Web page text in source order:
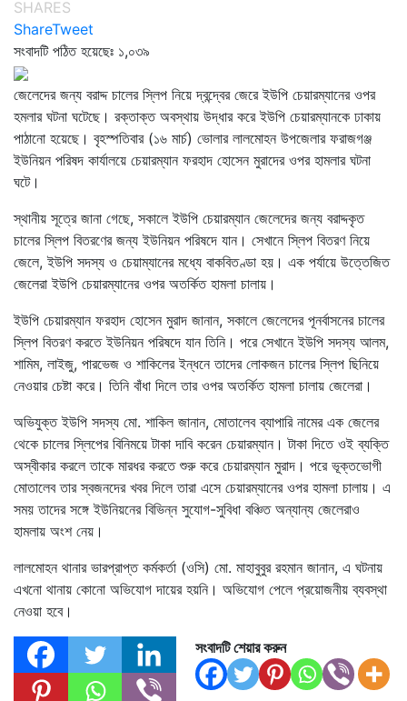
SHARES
ShareTweet
সংবাদটি পঠিত হয়েছেঃ ১,০৩৯
জেলেদের জন্য বরাদ্দ চালের স্লিপ নিয়ে দ্বন্দ্বের জেরে ইউপি চেয়ারম্যানের ওপর
হমলার ঘটনা ঘটেছে। রক্তাক্ত অবস্থায় উদ্ধার করে ইউপি চেয়ারম্যানকে ঢাকায়
পাঠানো হয়েছে। বৃহস্পতিবার (১৬ মার্চ) ভোলার লালমোহন উপজেলার ফরাজগঞ্জ
ইউনিয়ন পরিষদ কার্যালয়ে চেয়ারম্যান ফরহাদ হোসেন মুরাদের ওপর হামলার ঘটনা
ঘটে।
স্থানীয় সূত্রে জানা গেছে, সকালে ইউপি চেয়ারম্যান জেলেদের জন্য বরাদ্দকৃত
চালের স্লিপ বিতরণের জন্য ইউনিয়ন পরিষদে যান। সেখানে স্লিপ বিতরণ নিয়ে
জেলে, ইউপি সদস্য ও চেয়াম্যানের মধ্যে বাকবিতণ্ডা হয়। এক পর্যায়ে উত্তেজিত
জেলেরা ইউপি চেয়ারম্যানের ওপর অতর্কিত হামলা চালায়।
ইউপি চেয়ারম্যান ফরহাদ হোসেন মুরাদ জানান, সকালে জেলেদের পূনর্বাসনের চালের
স্লিপ বিতরণ করতে ইউনিয়ন পরিষদে যান তিনি। পরে সেখানে ইউপি সদস্য আলম,
শামিম, লাইজু, পারভেজ ও শাকিলের ইন্ধনে তাদের লোকজন চালের স্লিপ ছিনিয়ে
নেওয়ার চেষ্টা করে। তিনি বাঁধা দিলে তার ওপর অতর্কিত হামলা চালায় জেলেরা।
অভিযুক্ত ইউপি সদস্য মো. শাকিল জানান, মোতালেব ব্যাপারি নামের এক জেলের
থেকে চালের স্লিপের বিনিময়ে টাকা দাবি করেন চেয়ারম্যান। টাকা দিতে ওই ব্যক্তি
অস্বীকার করলে তাকে মারধর করতে শুরু করে চেয়ারম্যান মুরাদ। পরে ভূক্তভোগী
মোতালেব তার স্বজনদের খবর দিলে তারা এসে চেয়ারম্যানের ওপর হামলা চালায়। এ
সময় তাদের সঙ্গে ইউনিয়নের বিভিন্ন সুযোগ-সুবিধা বঞ্চিত অন্যান্য জেলেরাও
হামলায় অংশ নেয়।
লালমোহন থানার ভারপ্রাপ্ত কর্মকর্তা (ওসি) মো. মাহাবুবুর রহমান জানান, এ ঘটনায়
এখনো থানায় কোনো অভিযোগ দায়ের হয়নি। অভিযোগ পেলে প্রয়োজনীয় ব্যবস্থা
নেওয়া হবে।
সংবাদটি শেয়ার করুন